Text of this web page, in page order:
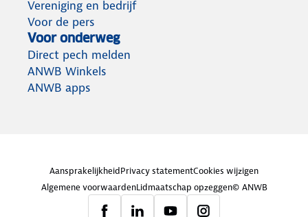
Vereniging en bedrijf
Voor de pers
Voor onderweg
Direct pech melden
ANWB Winkels
ANWB apps
AansprakelijkheidPrivacy statementCookies wijzigen
Algemene voorwaardenLidmaatschap opzeggen© ANWB